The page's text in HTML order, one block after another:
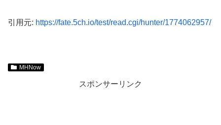
引用元: https://fate.5ch.io/test/read.cgi/hunter/1774062957/
MHNow
スポンサーリンク